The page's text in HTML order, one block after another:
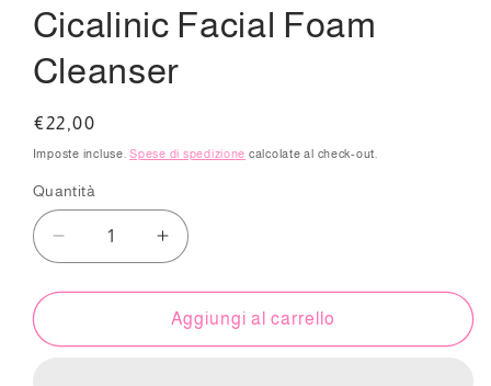
Cicalinic Facial Foam
Cleanser
Prezzo
di
€22,00
Imposte incluse.Spese di spedizione calcolate al check-out.
Quantità
Diminuisci
quantità
per
Facial
Aumenta
quantità
per
Cicalinic
Facial
Aggiungi al carrello